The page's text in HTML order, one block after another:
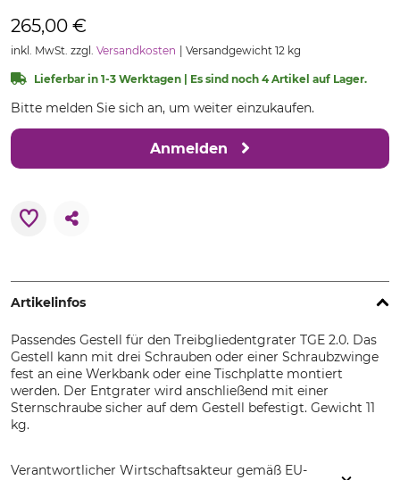
265,00 €
inkl. MwSt. zzgl. Versandkosten Versandgewicht 12 kg
Lieferbar in 1-3 Werktagen | Es sind noch 4 Artikel auf Lager.
Bitte melden Sie sich an, um weiter einzukaufen.
Anmelden
Artikelinfos
Passendes Gestell für den Treibgliedentgrater TGE 2.0. Das
Gestell kann mit drei Schrauben oder einer Schraubzwinge
fest an eine Werkbank oder eine Tischplatte montiert
werden. Der Entgrater wird anschließend mit einer
Sternschraube sicher auf dem Gestell befestigt. Gewicht 11
kg.
Verantwortlicher Wirtschaftsakteur gemäß EU-